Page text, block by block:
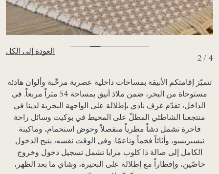
العودة إلى الكل
2 / 4
تتميّز إقامتكم الأنيقة بمساحات داخلية عصرية مرحِّبة وألوان هادئة
مستوحاة من البحر، ضمن ملاذ أنيق بمساحة 54 متراً مربعاً. في
الداخل، تقدّم غرف نادي بإطلالة على الواجهة البحرية لدينا في
منتجعنا الشاطئي المطلّ على المحيط في بوكيت وسائل راحة
فاخرة تشمل دشاً مطرياً منفصلاً وحوض استحمام، وماكينة
نيسبريسو، وأثاثاً فخماً وناعمًا. وفي الوقت نفسه، يتيح الدخول
الكامل إلى صالة ذا كلوب مزايا تشمل تسجيل دخول وخروج
خاصّين، وإفطاراً مع إطلالة على البحيرة، وشاي ما بعد الظهر،